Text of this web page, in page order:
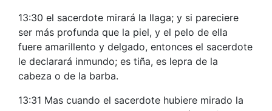
13:30 el sacerdote mirará la llaga; y si pareciere
ser más profunda que la piel, y el pelo de ella
fuere amarillento y delgado, entonces el sacerdote
le declarará inmundo; es tiña, es lepra de la
cabeza o de la barba.
13:31 Mas cuando el sacerdote hubiere mirado la